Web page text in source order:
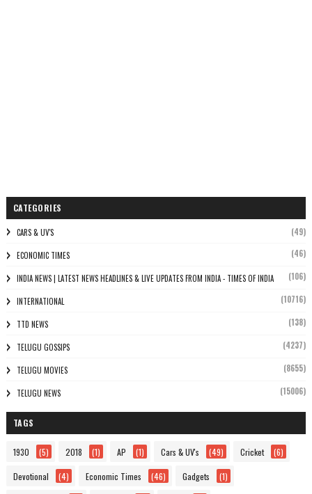
CATEGORIES
CARS & UV'S (49)
ECONOMIC TIMES (46)
INDIA NEWS | LATEST NEWS HEADLINES & LIVE UPDATES FROM INDIA - TIMES OF INDIA (106)
INTERNATIONAL (10716)
TTD NEWS (138)
TELUGU GOSSIPS (4237)
TELUGU MOVIES (8655)
TELUGU NEWS (15006)
TAGS
1930 (5) 2018 (1) AP (1) Cars & UV's (49) Cricket (6)
Devotional (4) Economic Times (46) Gadgets (1)